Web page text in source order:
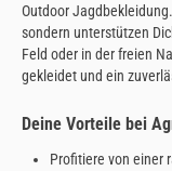
Outdoor
sondern unterstützen
Feld oder in der freien
gekleidet und ein
Deine Vorteile bei
Profitiere von einer